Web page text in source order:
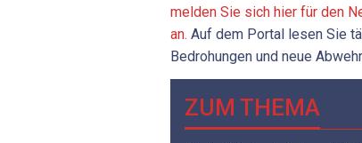
melden Sie sich hier für den
an. Auf dem Portal lesen Sie
Bedrohungen und neue
ZUM THEMA